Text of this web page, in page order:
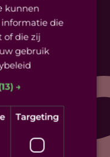
Parkvilla
Theater Bellevue
kunnen
die
of die zij
gebruik
→
Targeting